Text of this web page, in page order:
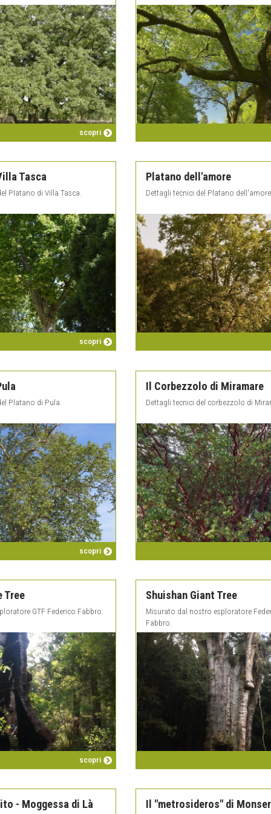
scopri
Tasca
Platano di Villa Tasca.
scopri
Platano dell'amore
Dettagli tecnici del Platano
Platano di Pula.
scopri
Il Corbezzolo di Miramare
Dettagli tecnici del corbezzolo di
Tree
GTF Federico Fabbro.
scopri
Shuishan Giant Tree
Misurato dal nostro esploratore
Fabbro.
- Moggessa di Là Il "metrosideros" di